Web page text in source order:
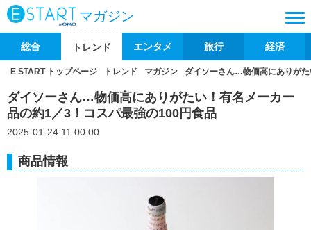
マガジン
総合 トレンド エンタメ 旅行 経済
E START トップページ トレンド マガジン ダイソーさん…物価高にありが
ダイソーさん…物価高にありがたい！有名メーカー
品の約1／3！コスパ最強の100円食品
2025-01-24 11:00:00
商品情報